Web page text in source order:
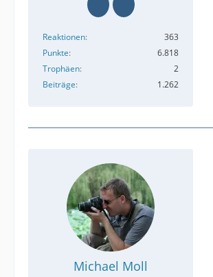
Reaktionen
363
Punkte
6.818
Trophäen
2
Beiträge
1.262
Michael Moll